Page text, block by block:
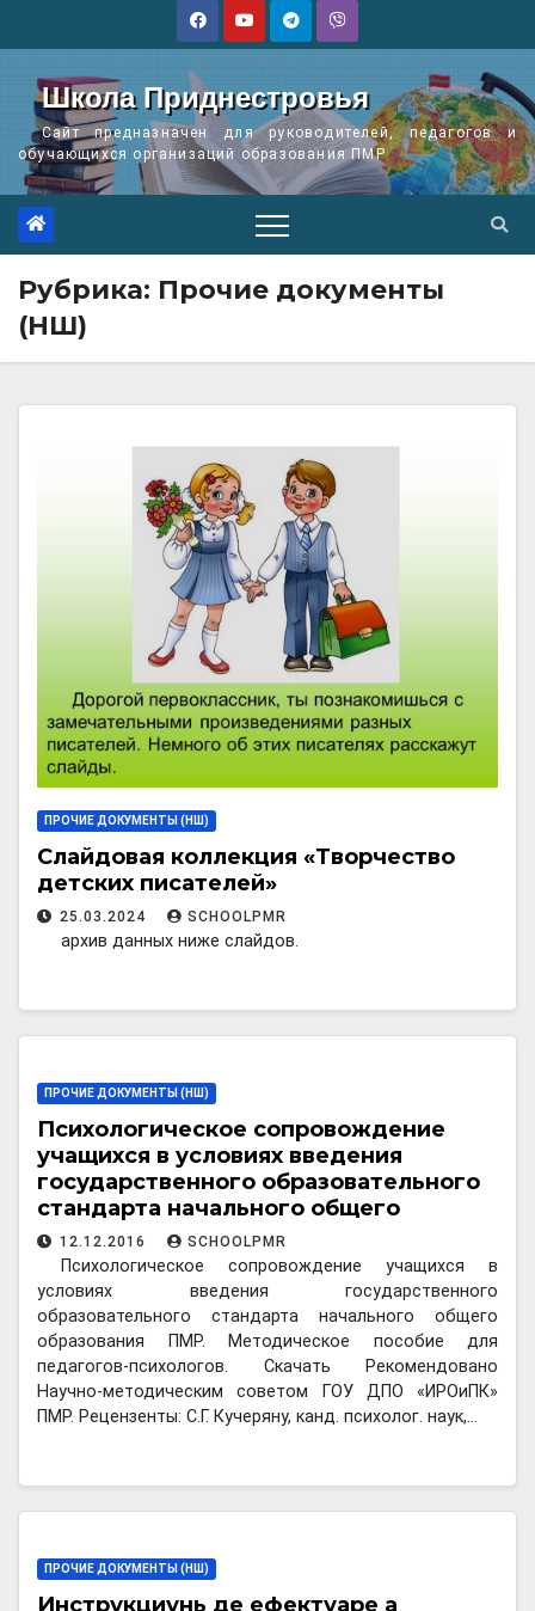
Школа Приднестровья
Сайт предназначен для руководителей, педагогов и
обучающихся организаций образования ПМР
Рубрика: Прочие документы
(НШ)
ПРОЧИЕ ДОКУМЕНТЫ (НШ)
Слайдовая коллекция «Творчество
детских писателей»
25.03.2024 SCHOOLPMR
архив данных ниже слайдов.
ПРОЧИЕ ДОКУМЕНТЫ (НШ)
Психологическое сопровождение
учащихся в условиях введения
государственного образовательного
стандарта начального общего
образования ПМР
12.12.2016 SCHOOLPMR
Психологическое сопровождение учащихся в
условиях введения государственного
образовательного стандарта начального общего
образования ПМР. Методическое пособие для
педагогов-психологов. Скачать Рекомендовано
Научно-методическим советом ГОУ ДПО «ИРОиПК»
ПМР. Рецензенты: С.Г. Кучеряну, канд. психолог. наук,…
ПРОЧИЕ ДОКУМЕНТЫ (НШ)
Инструкциунь де ефектуаре а